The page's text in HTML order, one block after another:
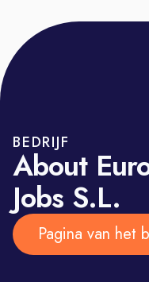
EU citizen
OFFERS
Base salary
Apartment
Health
BEDRIJF
About
Jobs S.L.
Pagina van het